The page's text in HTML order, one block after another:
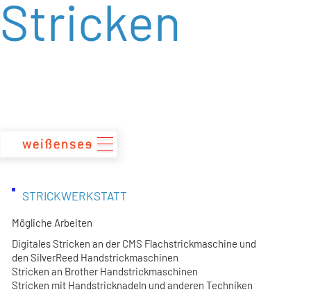
zum
Inhalt
Stricken
STRICKWERKSTATT
Mögliche Arbeiten
Digitales Stricken an der CMS Flachstrickmaschine und
den SilverReed Handstrickmaschinen
Stricken an Brother Handstrickmaschinen
Stricken mit Handstricknadeln und anderen Techniken